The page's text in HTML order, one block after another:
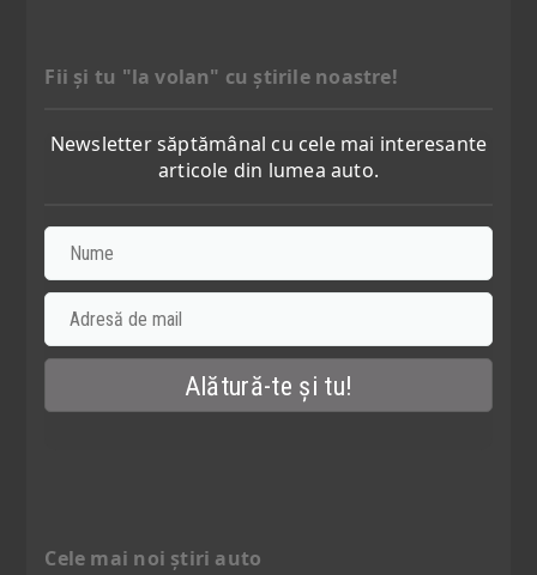
Fii şi tu "la volan" cu ştirile noastre!
Newsletter săptămânal cu cele mai interesante
articole din lumea auto.
Cele mai noi știri auto